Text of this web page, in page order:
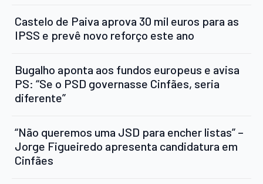
Castelo de Paiva aprova 30 mil euros para as
IPSS e prevê novo reforço este ano
Bugalho aponta aos fundos europeus e avisa
PS: “Se o PSD governasse Cinfães, seria
diferente”
“Não queremos uma JSD para encher listas” –
Jorge Figueiredo apresenta candidatura em
Cinfães